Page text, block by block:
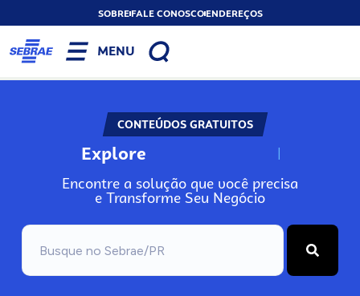
SOBREFALE CONOSCOENDEREÇOS
MENU
CONTEÚDOS GRATUITOS
Explore N
Encontre a solução que você precisa
e Transforme Seu Negócio